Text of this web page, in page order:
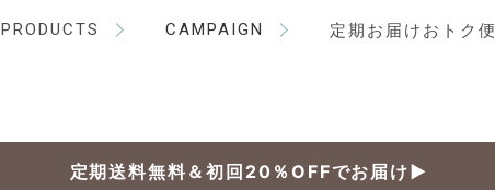
PRODUCTS CAMPAIGN 定期お届けおトク便
定期送料無料＆初回20％OFFでお届け▶